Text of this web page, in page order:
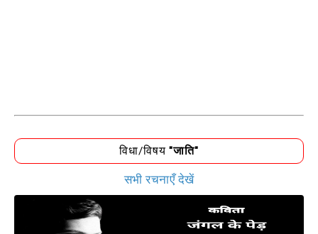
विधा/विषय"जाति"
सभी रचनाएँ देखें